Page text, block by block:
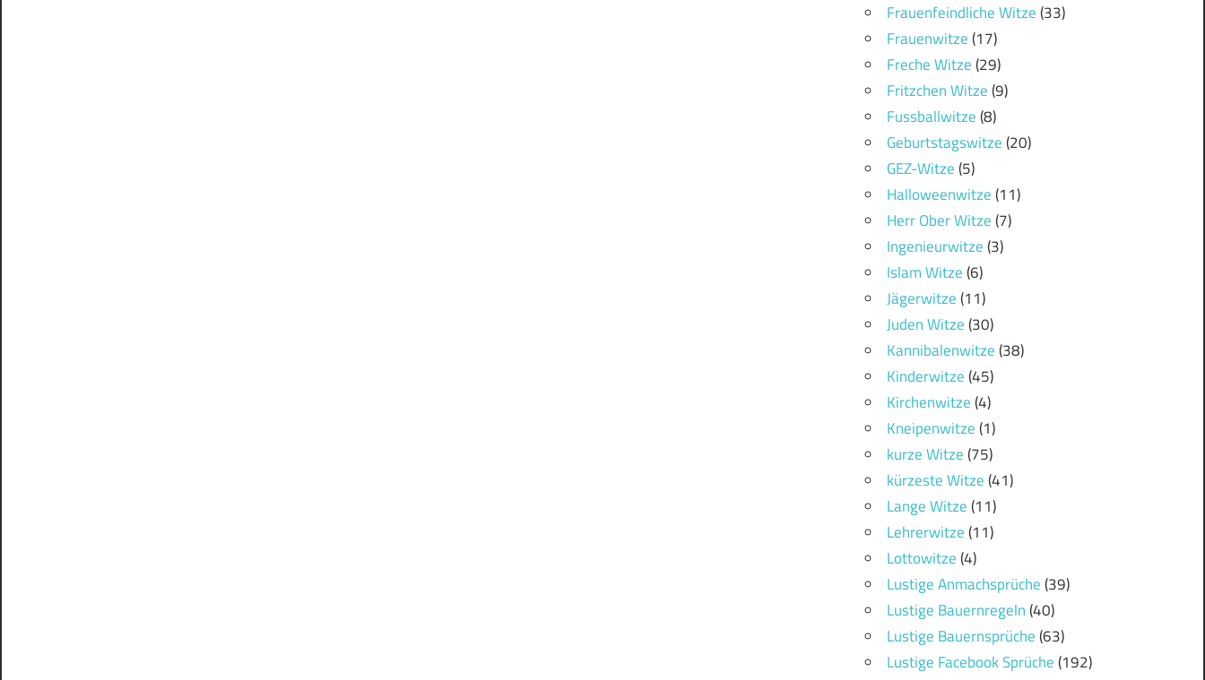
Frauenfeindliche Witze(33)
Frauenwitze(17)
Freche Witze(29)
Fritzchen Witze(9)
Fussballwitze(8)
Geburtstagswitze(20)
GEZ-Witze(5)
Halloweenwitze(11)
Herr Ober Witze(7)
Ingenieurwitze(3)
Islam Witze(6)
Jägerwitze(11)
Juden Witze(30)
Kannibalenwitze(38)
Kinderwitze(45)
Kirchenwitze(4)
Kneipenwitze(1)
kurze Witze(75)
kürzeste Witze(41)
Lange Witze(11)
Lehrerwitze(11)
Lottowitze(4)
Lustige Anmachsprüche(39)
Lustige Bauernregeln(40)
Lustige Bauernsprüche(63)
Lustige Facebook Sprüche(192)